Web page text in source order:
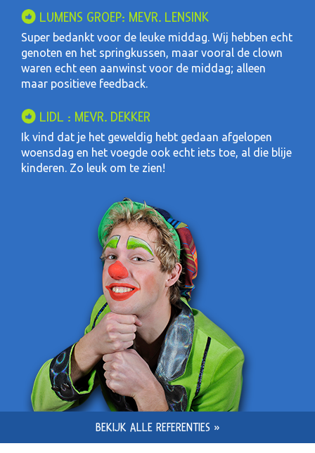
LUMENS GROEP: MEVR. LENSINK
Super bedankt voor de leuke middag. Wij hebben echt
genoten en het springkussen, maar vooral de clown
waren echt een aanwinst voor de middag; alleen
maar positieve feedback.
LIDL : MEVR. DEKKER
Ik vind dat je het geweldig hebt gedaan afgelopen
woensdag en het voegde ook echt iets toe, al die blije
kinderen. Zo leuk om te zien!
BEKIJK ALLE REFERENTIES »